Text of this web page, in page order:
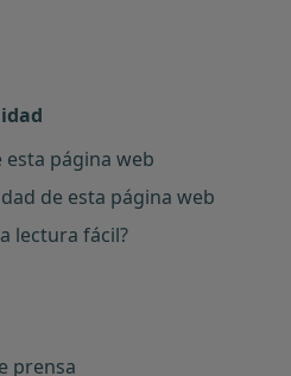
esta página web
de esta página web
lectura fácil?
prensa